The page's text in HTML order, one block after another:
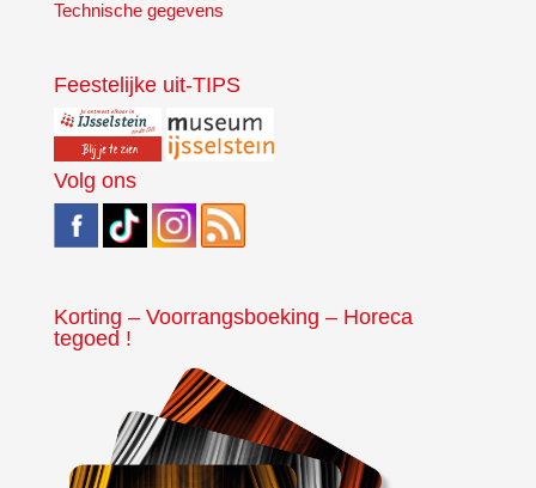
Technische gegevens
Feestelijke uit-TIPS
Volg ons
Korting – Voorrangsboeking – Horeca
tegoed !